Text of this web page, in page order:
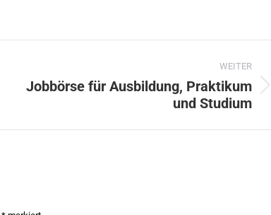
WEITER
Nächster
Jobbörse für Ausbildung, Praktikum
und Studium